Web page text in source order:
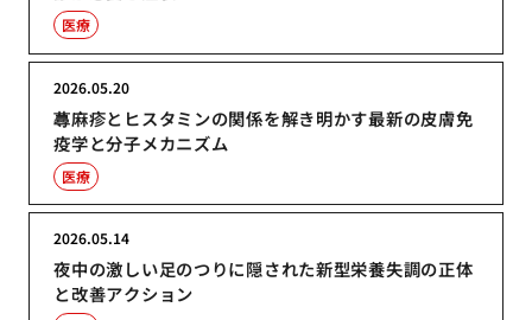
医療
蕁麻疹とヒスタミンの関係を解き明かす最新の皮膚免
疫学と分子メカニズム
2026.05.20
医療
夜中の激しい足のつりに隠された新型栄養失調の正体
と改善アクション
2026.05.14